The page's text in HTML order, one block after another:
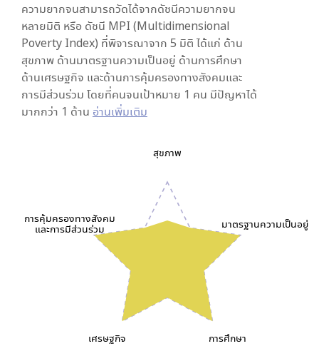
ความยากจนสามารถวัดได้จากดัชนีความยากจน
หลายมิติ หรือ ดัชนี MPI (Multidimensional
Poverty Index) ที่พิจารณาจาก 5 มิติ ได้แก่ ด้าน
สุขภาพ ด้านมาตรฐานความเป็นอยู่ ด้านการศึกษา
ด้านเศรษฐกิจ และด้านการคุ้มครองทางสังคมและ
การมีส่วนร่วม โดยที่คนจนเป้าหมาย 1 คน มีปัญหาได้
มากกว่า 1 ด้าน อ่านเพิ่มเติม
สุขภาพ
มาตรฐานความเป็นอยู่
การศึกษา
เศรษฐกิจ
การคุ้มครองทางสังคม
และการมีส่วนร่วม